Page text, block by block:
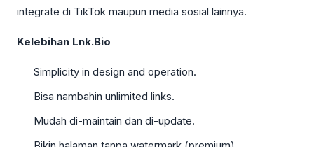
integrate di TikTok maupun media sosial lainnya.
Kelebihan Lnk.Bio
Simplicity in design and operation.
Bisa nambahin unlimited links.
Mudah di-maintain dan di-update.